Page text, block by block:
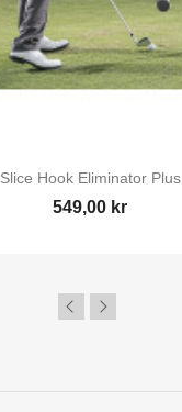
Slice Hook Eliminator Plus
549,00 kr